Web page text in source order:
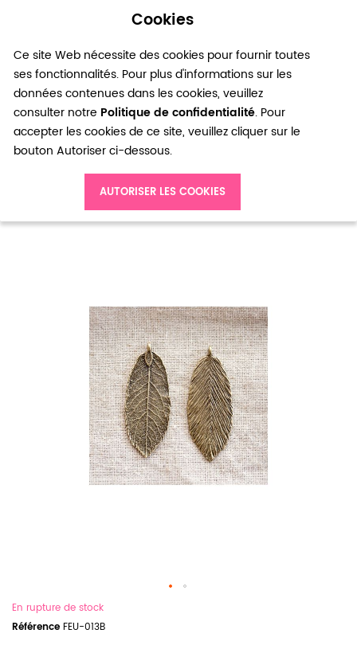
Cookies
Ce site Web nécessite des cookies pour fournir toutes
ses fonctionnalités. Pour plus d'informations sur les
données contenues dans les cookies, veuillez
consulter notre Politique de confidentialité. Pour
accepter les cookies de ce site, veuillez cliquer sur le
bouton Autoriser ci-dessous.
AUTORISER LES COOKIES
0
Pendentif Grande feuille fine Bronze vieilli x 2
En rupture de stock
Référence FEU-013B